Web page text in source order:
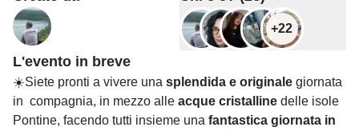
+22
L'evento in breve
☀️Siete pronti a vivere una splendida e originale giornata
in compagnia, in mezzo alle acque cristalline delle isole
Pontine, facendo tutti insieme una fantastica giornata in